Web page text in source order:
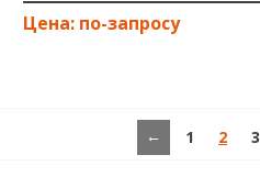
← 1 2 3